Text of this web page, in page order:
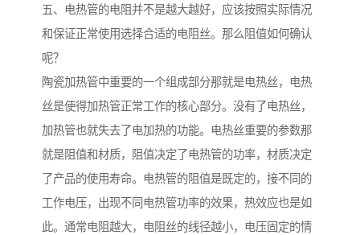
五、电热管的电阻并不是越大越好，应该按照实际情况
和保证正常使用选择合适的电阻丝。那么阻值如何确认
呢？
陶瓷加热管中重要的一个组成部分那就是电热丝，电热
丝是使得加热管正常工作的核心部分。没有了电热丝，
加热管也就失去了电加热的功能。电热丝重要的参数那
就是阻值和材质，阻值决定了电热管的功率，材质决定
了产品的使用寿命。电热管的阻值是既定的，接不同的
工作电压，出现不同电热管功率的效果，热效应也是如
此。通常电阻越大，电阻丝的线径越小，电压固定的情